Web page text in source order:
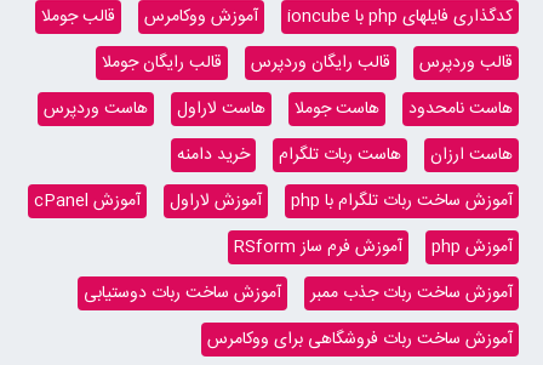
کدگذاری فایلهای php با ioncube آموزش ووکامرس
قالب جوملا
قالب وردپرس
قالب رایگان وردپرس
قالب رایگان جوملا
هاست نامحدود
هاست جوملا هاست لاراول
هاست وردپرس
هاست ارزان
هاست ربات تلگرام
خرید دامنه
آموزش ساخت ربات تلگرام با php
آموزش لاراول
آموزش cPanel
آموزش php
آموزش فرم ساز RSform
آموزش ساخت ربات جذب ممبر
آموزش ساخت ربات دوستیابی
آموزش ساخت ربات فروشگاهی برای ووکامرس